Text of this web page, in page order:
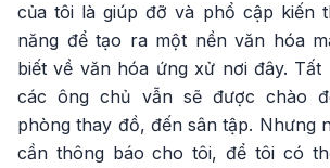
của tôi là giúp đỡ và phổ cập kiến
năng để tạo ra một nền văn hóa
biết về văn hóa ứng xử nơi đây. Tất
các ông chủ vẫn sẽ được chào
phòng thay đồ, đến sân tập. Nhưng
cần thông báo cho tôi, để tôi có